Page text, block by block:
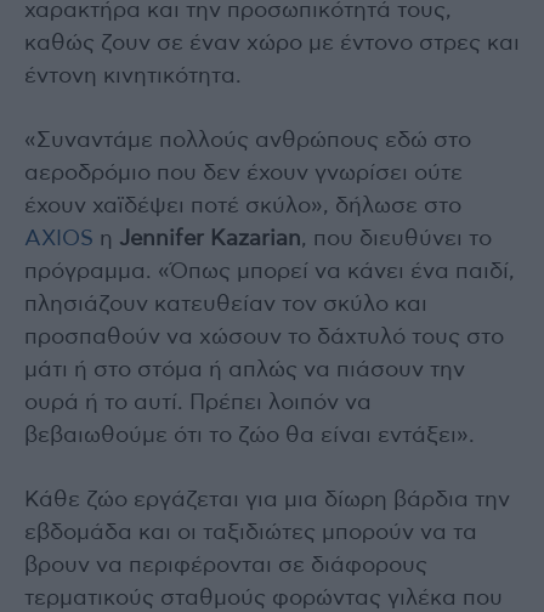
χαρακτήρα και την προσωπικότητά τους,
καθώς ζουν σε έναν χώρο με έντονο στρες και
έντονη κινητικότητα.
«Συναντάμε πολλούς ανθρώπους εδώ στο
αεροδρόμιο που δεν έχουν γνωρίσει ούτε
έχουν χαϊδέψει ποτέ σκύλο», δήλωσε στο
AXIOS η Jennifer Kazarian, που διευθύνει το
πρόγραμμα. «Όπως μπορεί να κάνει ένα παιδί,
πλησιάζουν κατευθείαν τον σκύλο και
προσπαθούν να χώσουν το δάχτυλό τους στο
μάτι ή στο στόμα ή απλώς να πιάσουν την
ουρά ή το αυτί. Πρέπει λοιπόν να
βεβαιωθούμε ότι το ζώο θα είναι εντάξει».
Κάθε ζώο εργάζεται για μια δίωρη βάρδια την
εβδομάδα και οι ταξιδιώτες μπορούν να τα
βρουν να περιφέρονται σε διάφορους
τερματικούς σταθμούς φορώντας γιλέκα που